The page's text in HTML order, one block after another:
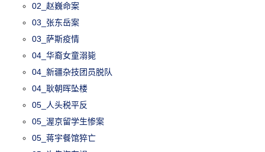
02_赵巍命案
03_张东岳案
03_萨斯疫情
04_华裔女童溺毙
04_新疆杂技团员脱队
04_耿朝晖坠楼
05_人头税平反
05_渥京留学生惨案
05_蒋宇餐馆猝亡